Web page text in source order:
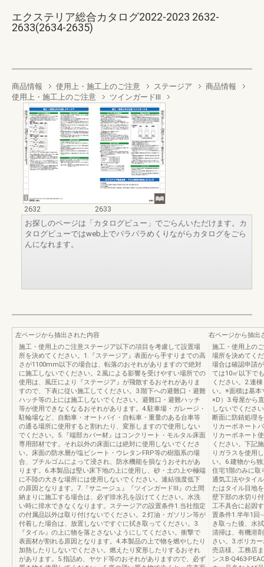
エクステリア総合カタログ2022-2023 2632-
2633(2634-2635)
商品情報 使用上・施工上のご注意 ステージア
商品情報
使用上・施工上のご注意
ツインガードIII
2632
2633
お探しのページは「カタログビュー」でごらんいただけます。カ
タログビューではweb上でパラパラめくりながらカタログをごら
んになれます。
左ページから抽出された内容
施工・使用上のご注意ステージア以下の項目を考慮して設置場
所を決めてください。1.『ステージア』表面から手すりまでの高
さが1100mm以下の場合は、転落のおそれがありますので絶対
に施工しないでください。2.風による影響を受けやすい場所での
使用は、風圧により『ステージア』が飛散するおそれがありま
すので、下表に従い施工してください。3.階下への避難口・避難
ハッチ等の上には施工しないでください。避難口・避難ハッチ
等が使用できなくなるおそれがあります。4.駐車場・ガレージ・
駐輪場など、自動車・オートバイ・自転車・重量のある台車等
の通る場所に使用すると割れたり、変形しますので使用しない
でください。5.『端部カバー材』はコンクリート・モルタル床面
専用部材です。それ以外の床面には絶対に使用しないでくださ
い。床面の防水層が塩ビシート・ウレタンFRP等の樹脂系の場
合、ブチルゴムによって浸され、防水機能を損なうおそれがあ
ります。6.本製品は堅い床下地の上に使用し、砂・土の上や極端
に不陸の大きな場所には使用しないでください。連結強度低下
の原因となります。7.『サニージュ』『ツインガードⅢ』の土間
納まりに施工する場合は、必ず排水孔を設けてください。水洗
い時に排水できなくなります。ステージアの設置条件1.当社指定
の付属品以外は取り付けないでください。2.灯油・ガソリン等が
付着した場合は、放置しないですぐに拭き取ってください。3.
『タイル』の上に物を落とさないようにしてください。衝撃で
表面材が割れる原因となります。4.本製品の上で物を燃やしたり
加熱したりしないでください。燃えたり変形したりするおそれ
があります。5.指詰め、ヤケド等のおそれがありますので、必ず
右ページから抽出
施工・使用上の
場所を決めてく
場合は確認申請
ては10㎡以下で
ください。2.連
い。※面積は基本
×D）3.母屋から
しないでくださ
断面に防錆処理
リカーボネート
リカーボネート
ください。下記
りガラスを使用
い。6.建物から
住宅1階のみに取
通気工法やタイ
たはタイル目地
壁下部の水切り
工不具合に起因
置条件1.半年1回
き取った後、水
清掃は、有機溶
さい。3.ポリカ
売店様、工務店
ンスB-Q463-